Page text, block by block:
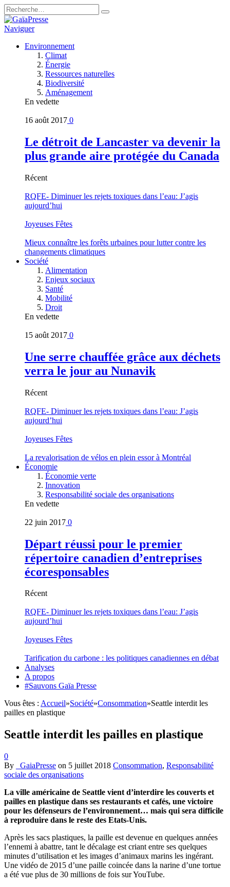
Naviguer
Environnement
Climat
Énergie
Ressources naturelles
Biodiversité
Aménagement
En vedette
16 août 2017 0
Le détroit de Lancaster va devenir la
plus grande aire protégée du Canada
Récent
RQFE- Diminuer les rejets toxiques dans l’eau: J’agis
aujourd’hui
Joyeuses Fêtes
Mieux connaître les forêts urbaines pour lutter contre les
changements climatiques
Société
Alimentation
Enjeux sociaux
Santé
Mobilité
Droit
En vedette
15 août 2017 0
Une serre chauffée grâce aux déchets
verra le jour au Nunavik
Récent
RQFE- Diminuer les rejets toxiques dans l’eau: J’agis
aujourd’hui
Joyeuses Fêtes
La revalorisation de vélos en plein essor à Montréal
Économie
Économie verte
Innovation
Responsabilité sociale des organisations
En vedette
22 juin 2017 0
Départ réussi pour le premier
répertoire canadien d’entreprises
écoresponsables
Récent
RQFE- Diminuer les rejets toxiques dans l’eau: J’agis
aujourd’hui
Joyeuses Fêtes
Tarification du carbone : les politiques canadiennes en débat
Analyses
A propos
#Sauvons Gaïa Presse
Vous êtes : Accueil»Société»Consommation»Seattle interdit les
pailles en plastique
Seattle interdit les pailles en plastique
0
By
_GaiaPresse on 5 juillet 2018 Consommation, Responsabilité
sociale des organisations
La ville américaine de Seattle vient d’interdire les couverts et
pailles en plastique dans ses restaurants et cafés, une victoire
pour les défenseurs de l’environnement… mais qui sera difficile
à reproduire dans le reste des Etats-Unis.
Après les sacs plastiques, la paille est devenue en quelques années
l’ennemi à abattre, tant le décalage est criant entre ses quelques
minutes d’utilisation et les images d’animaux marins les ingérant.
Une vidéo de 2015 d’une paille coincée dans la narine d’une tortue
a été vue plus de 30 millions de fois sur YouTube.